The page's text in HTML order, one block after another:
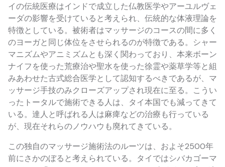
イの伝統医療はインドで成立した仏教医学やアーユルヴェ
ーダの影響を受けていると考えられ、伝統的な体液理論を
特徴としている。被術者はマッサージのコースの間に多く
のヨーガと同じ体位をさせられるのが特徴である。シャー
マニズムやアニミズムとも深く関わっており、本来ボーン
ナイフを使った荒療治や聖水を使った徐霊や薬草学等と組
みあわせた古式総合医学として認知するべきであるが、マ
ッサージ手技のみクローズアップされ現在に至る。こうい
ったトータルで施術できる人は、タイ本国でも減ってきて
いる。達人と呼ばれる人は麻痺などの治療も行っている
が、現在それらのノウハウも廃れてきている。
この独自のマッサージ施術法のルーツは、およそ2500年
前にさかのぼると考えられている。タイではシバカゴーマ